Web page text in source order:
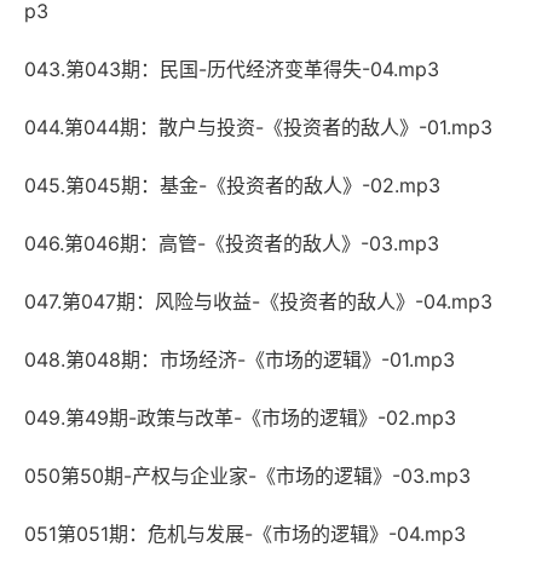
p3
043.第043期：民国-历代经济变革得失-04.mp3
044.第044期：散户与投资-《投资者的敌人》-01.mp3
045.第045期：基金-《投资者的敌人》-02.mp3
046.第046期：高管-《投资者的敌人》-03.mp3
047.第047期：风险与收益-《投资者的敌人》-04.mp3
048.第048期：市场经济-《市场的逻辑》-01.mp3
049.第49期-政策与改革-《市场的逻辑》-02.mp3
050第50期-产权与企业家-《市场的逻辑》-03.mp3
051第051期：危机与发展-《市场的逻辑》-04.mp3